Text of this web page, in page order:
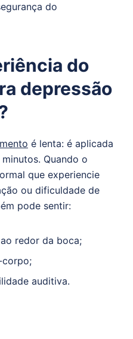
do
do
depressão
é lenta: é aplicada
Quando o
que experiencie
ou dificuldade de
pode sentir:
redor da boca;
corpo;
auditiva.